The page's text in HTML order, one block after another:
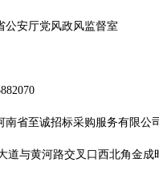
公安厅党风政风监督室
南省至诚招标采购服务有限公司
道与黄河路交叉口西北角金成